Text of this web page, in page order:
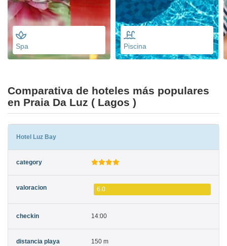
Spa Piscina
Comparativa de hoteles más populares
en Praia Da Luz ( Lagos )
Hotel Luz Bay
6.0
14:00
150 m